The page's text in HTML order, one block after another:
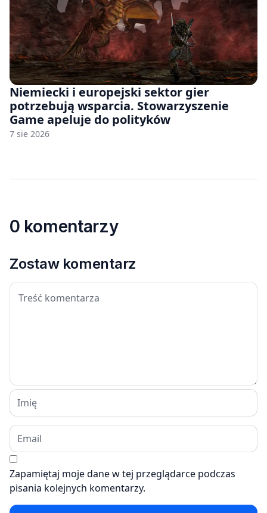
Niemiecki i europejski sektor gier
potrzebują wsparcia. Stowarzyszenie
Game apeluje do polityków
7 sie 2026
0 komentarzy
Zostaw komentarz
Zapamiętaj moje dane w tej przeglądarce podczas
pisania kolejnych komentarzy.